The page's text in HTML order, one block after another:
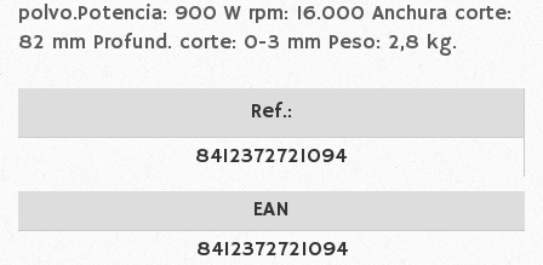
polvo.Potencia: 900 W rpm: 16.000 Anchura corte:
82 mm Profund. corte: 0-3 mm Peso: 2,8 kg.
Ref.:
8412372721094
EAN
8412372721094